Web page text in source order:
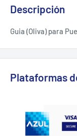
Descripción
Guia (Oliva) para
Plataformas